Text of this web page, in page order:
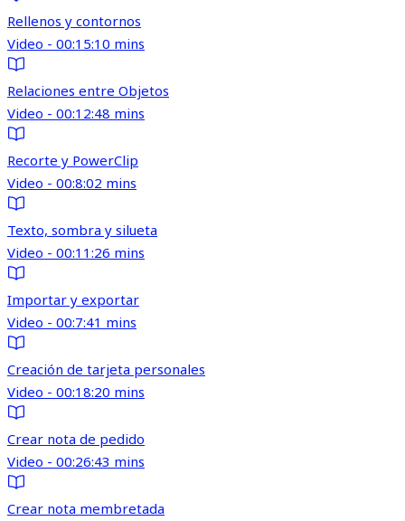
Rellenos y contornos
Video - 00:15:10 mins
Relaciones entre Objetos
Video - 00:12:48 mins
Recorte y PowerClip
Video - 00:8:02 mins
Texto, sombra y silueta
Video - 00:11:26 mins
Importar y exportar
Video - 00:7:41 mins
Creación de tarjeta personales
Video - 00:18:20 mins
Crear nota de pedido
Video - 00:26:43 mins
Crear nota membretada